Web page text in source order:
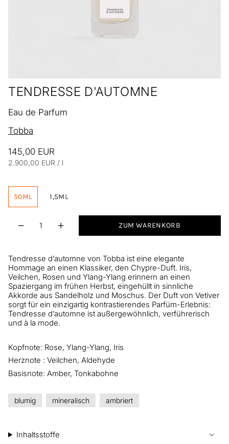
TENDRESSE D'AUTOMNE
Eau de Parfum
Tobba
145,00 EUR
Einheitspreis
2.900,00 EUR /pro
l
50ML 1,5ML
ZUM WARENKORB
Tendresse d’automne von Tobba ist eine elegante
Hommage an einen Klassiker, den Chypre-Duft. Iris,
Veilchen, Rosen und Ylang-Ylang erinnern an einen
Spaziergang im frühen Herbst, eingehüllt in sinnliche
Akkorde aus Sandelholz und Moschus. Der Duft von Vetiver
sorgt für ein einzigartig kontrastierendes Parfüm-Erlebnis:
Tendresse d’automne ist außergewöhnlich, verführerisch
und à la mode.
Kopfnote: Rose, Ylang-Ylang, Iris
Herznote : Veilchen, Aldehyde
Basisnote: Amber, Tonkabohne
blumig mineralisch ambriert
Inhaltsstoffe